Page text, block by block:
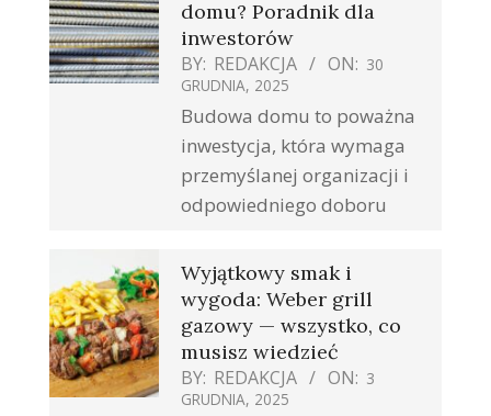
domu? Poradnik dla
inwestorów
BY: REDAKCJA ON: 30
GRUDNIA, 2025
Budowa domu to poważna
inwestycja, która wymaga
przemyślanej organizacji i
odpowiedniego doboru
Wyjątkowy smak i
wygoda: Weber grill
gazowy — wszystko, co
musisz wiedzieć
BY: REDAKCJA ON: 3
GRUDNIA, 2025